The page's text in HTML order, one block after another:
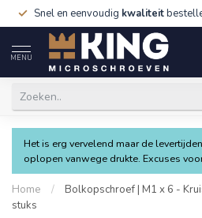
Snel en eenvoudig kwaliteit
MENU
Het is erg vervelend maar de
oplopen vanwege drukte. Excuses
Home /
Bolkopschroef | M1 x 6 -
stuks